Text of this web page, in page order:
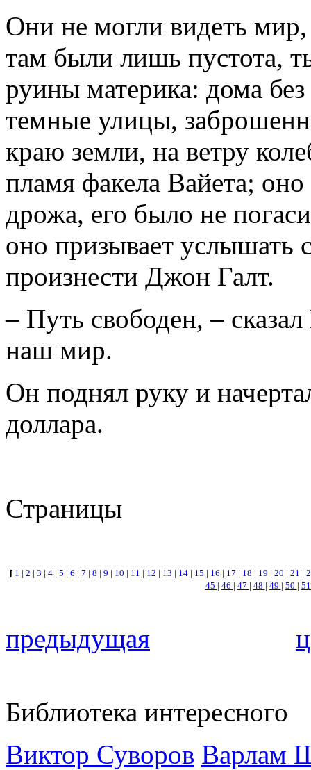
Они не могли видеть
там были лишь пустота,
руины материка: дома
темные улицы,
краю земли, на ветру
пламя факела Вайета;
дрожа, его было не
оно призывает услышать
произнести Джон Галт.
– Путь свободен, –
наш мир.
Он поднял руку и
доллара.
Страницы
[ 1 | 2 | 3 | 4 | 5 | 6 | 7 | 8 | 9 | 10 | 11 | 12 | 13 | 14 | 15 | 16 | 17 | 18 | 19 | 20 | 21 |
45 | 46 | 47 | 48 | 49 | 50 |
предыдущая
Библиотека интересного
Виктор Суворов Варлам